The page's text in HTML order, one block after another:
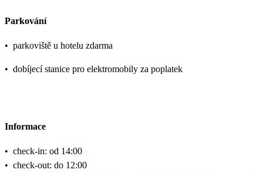
Parkování
• parkoviště u hotelu zdarma
• dobíjecí stanice pro elektromobily za poplatek
Informace
• check-in: od 14:00
• check-out: do 12:00